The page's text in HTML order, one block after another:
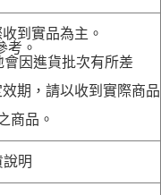
到實品為主。
考。
因進貨批次有所差
期，請以收到實際商品
商品。
明